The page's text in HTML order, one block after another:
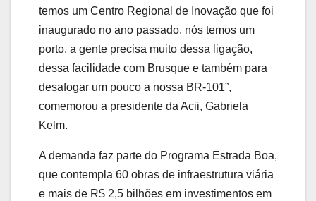
temos um Centro Regional de Inovação que foi
inaugurado no ano passado, nós temos um
porto, a gente precisa muito dessa ligação,
dessa facilidade com Brusque e também para
desafogar um pouco a nossa BR-101”,
comemorou a presidente da Acii, Gabriela
Kelm.
A demanda faz parte do Programa Estrada Boa,
que contempla 60 obras de infraestrutura viária
e mais de R$ 2,5 bilhões em investimentos em